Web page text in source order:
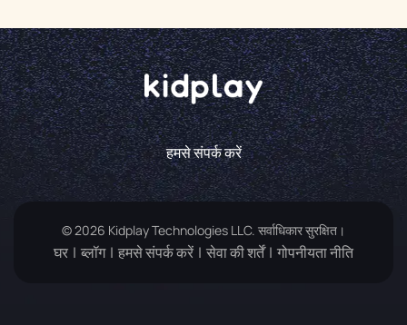
हमसे संपर्क करें
© 2026 Kidplay Technologies LLC. सर्वाधिकार सुरक्षित।
घर ब्लॉग हमसे संपर्क करें सेवा की शर्तें गोपनीयता नीति